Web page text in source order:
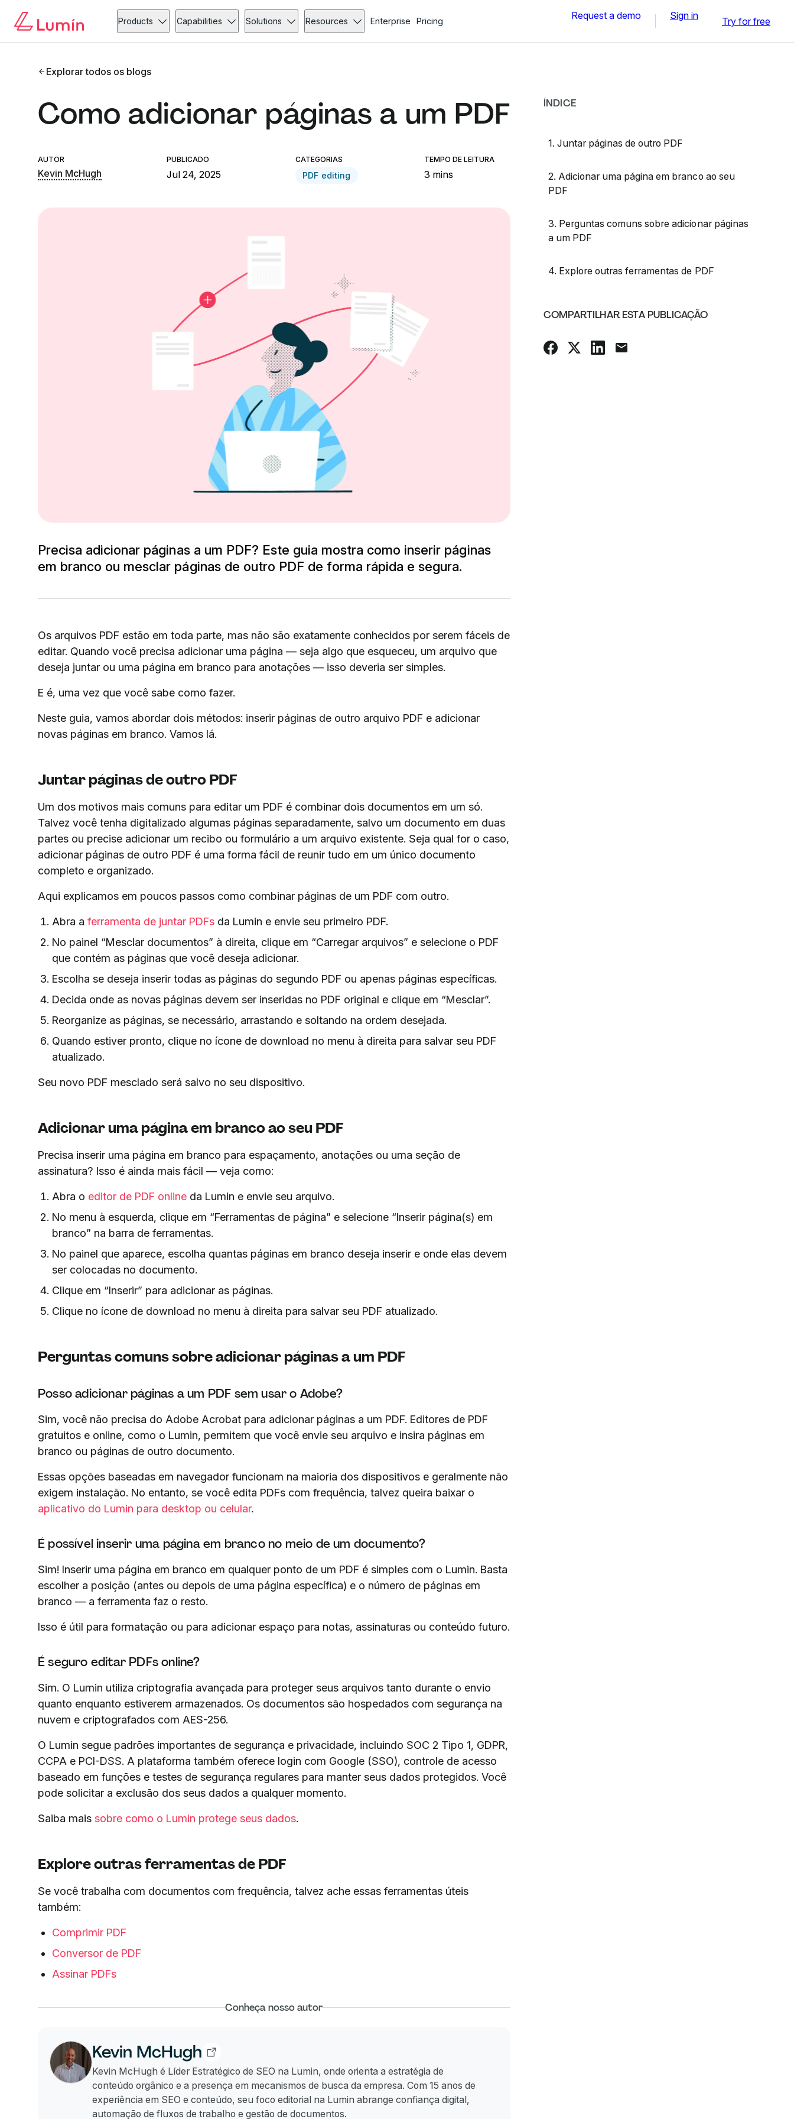
Products Capabilities Solutions Resources Enterprise Pricing Request a demo Sign in Try for free
Explorar todos os blogs
Como adicionar páginas a um PDF
AUTOR
Kevin McHugh
PUBLICADO
Jul 24, 2025
CATEGORIAS
PDF editing
TEMPO DE LEITURA
3 mins
Precisa adicionar páginas a um PDF? Este guia mostra como inserir páginas
em branco ou mesclar páginas de outro PDF de forma rápida e segura.
ÍNDICE
1. Juntar páginas de outro PDF
2. Adicionar uma página em branco ao seu
PDF
3. Perguntas comuns sobre adicionar páginas
a um PDF
4. Explore outras ferramentas de PDF
COMPARTILHAR ESTA PUBLICAÇÃO
Os arquivos PDF estão em toda parte, mas não são exatamente conhecidos por serem fáceis de
editar. Quando você precisa adicionar uma página — seja algo que esqueceu, um arquivo que
deseja juntar ou uma página em branco para anotações — isso deveria ser simples.
E é, uma vez que você sabe como fazer.
Neste guia, vamos abordar dois métodos: inserir páginas de outro arquivo PDF e adicionar
novas páginas em branco. Vamos lá.
Juntar páginas de outro PDF
Um dos motivos mais comuns para editar um PDF é combinar dois documentos em um só.
Talvez você tenha digitalizado algumas páginas separadamente, salvo um documento em duas
partes ou precise adicionar um recibo ou formulário a um arquivo existente. Seja qual for o caso,
adicionar páginas de outro PDF é uma forma fácil de reunir tudo em um único documento
completo e organizado.
Aqui explicamos em poucos passos como combinar páginas de um PDF com outro.
Abra a ferramenta de juntar PDFs da Lumin e envie seu primeiro PDF.
No painel “Mesclar documentos” à direita, clique em “Carregar arquivos” e selecione o PDF
que contém as páginas que você deseja adicionar.
Escolha se deseja inserir todas as páginas do segundo PDF ou apenas páginas específicas.
Decida onde as novas páginas devem ser inseridas no PDF original e clique em “Mesclar”.
Reorganize as páginas, se necessário, arrastando e soltando na ordem desejada.
Quando estiver pronto, clique no ícone de download no menu à direita para salvar seu PDF
atualizado.
Seu novo PDF mesclado será salvo no seu dispositivo.
Adicionar uma página em branco ao seu PDF
Precisa inserir uma página em branco para espaçamento, anotações ou uma seção de
assinatura? Isso é ainda mais fácil — veja como:
Abra o editor de PDF online da Lumin e envie seu arquivo.
No menu à esquerda, clique em “Ferramentas de página” e selecione “Inserir página(s) em
branco” na barra de ferramentas.
No painel que aparece, escolha quantas páginas em branco deseja inserir e onde elas devem
ser colocadas no documento.
Clique em “Inserir” para adicionar as páginas.
Clique no ícone de download no menu à direita para salvar seu PDF atualizado.
Perguntas comuns sobre adicionar páginas a um PDF
Posso adicionar páginas a um PDF sem usar o Adobe?
Sim, você não precisa do Adobe Acrobat para adicionar páginas a um PDF. Editores de PDF
gratuitos e online, como o Lumin, permitem que você envie seu arquivo e insira páginas em
branco ou páginas de outro documento.
Essas opções baseadas em navegador funcionam na maioria dos dispositivos e geralmente não
exigem instalação. No entanto, se você edita PDFs com frequência, talvez queira baixar o
aplicativo do Lumin para desktop ou celular.
É possível inserir uma página em branco no meio de um documento?
Sim! Inserir uma página em branco em qualquer ponto de um PDF é simples com o Lumin. Basta
escolher a posição (antes ou depois de uma página específica) e o número de páginas em
branco — a ferramenta faz o resto.
Isso é útil para formatação ou para adicionar espaço para notas, assinaturas ou conteúdo futuro.
É seguro editar PDFs online?
Sim. O Lumin utiliza criptografia avançada para proteger seus arquivos tanto durante o envio
quanto enquanto estiverem armazenados. Os documentos são hospedados com segurança na
nuvem e criptografados com AES-256.
O Lumin segue padrões importantes de segurança e privacidade, incluindo SOC 2 Tipo 1, GDPR,
CCPA e PCI-DSS. A plataforma também oferece login com Google (SSO), controle de acesso
baseado em funções e testes de segurança regulares para manter seus dados protegidos. Você
pode solicitar a exclusão dos seus dados a qualquer momento.
Saiba mais sobre como o Lumin protege seus dados.
Explore outras ferramentas de PDF
Se você trabalha com documentos com frequência, talvez ache essas ferramentas úteis
também:
Comprimir PDF
Conversor de PDF
Assinar PDFs
Conheça nosso autor
Kevin McHugh
Kevin McHugh é Líder Estratégico de SEO na Lumin, onde orienta a estratégia de
conteúdo orgânico e a presença em mecanismos de busca da empresa. Com 15 anos de
experiência em SEO e conteúdo, seu foco editorial na Lumin abrange confiança digital,
automação de fluxos de trabalho e gestão de documentos.